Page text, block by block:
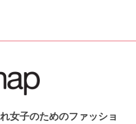
女子のためのファッショ